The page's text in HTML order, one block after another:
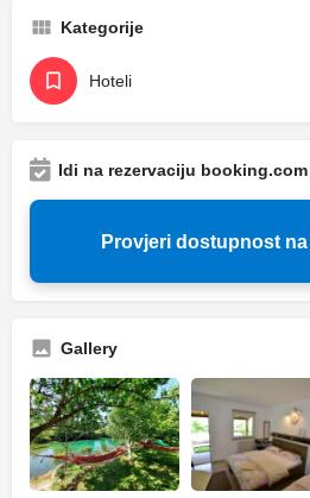
Kategorije
Hoteli
Idi na rezervaciju booking.com
Provjeri dostupnost
Gallery